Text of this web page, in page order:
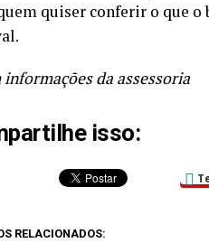
quiser conferir o que o
informações da assessoria
isso:
RELACIONADOS: